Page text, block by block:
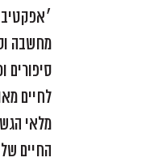
מחשבה
סיפורים
לחיים
מלאי
החיים